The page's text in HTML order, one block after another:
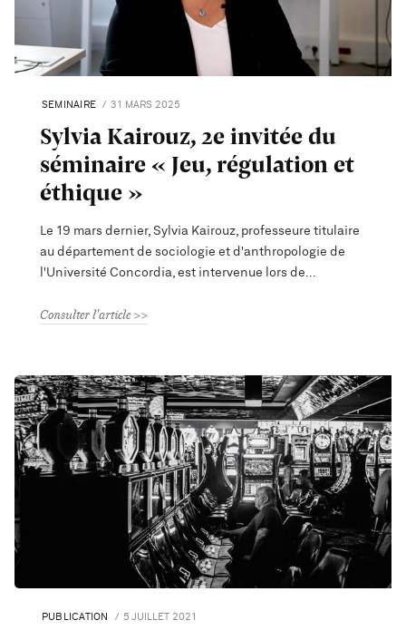
SEMINAIRE 31 MARS 2025
Sylvia Kairouz, 2e invitée du
séminaire « Jeu, régulation et
éthique »
Le 19 mars dernier, Sylvia Kairouz, professeure titulaire
au département de sociologie et d'anthropologie de
l'Université Concordia, est intervenue lors de
Consulter l'article
PUBLICATION 5 JUILLET 2021